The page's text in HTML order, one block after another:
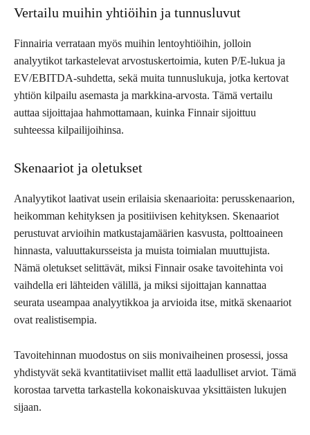
Vertailu muihin yhtiöihin ja tunnusluvut
Finnairia verrataan myös muihin lentoyhtiöihin, jolloin
analyytikot tarkastelevat arvostuskertoimia, kuten P/E-lukua ja
EV/EBITDA-suhdetta, sekä muita tunnuslukuja, jotka kertovat
yhtiön kilpailu asemasta ja markkina-arvosta. Tämä vertailu
auttaa sijoittajaa hahmottamaan, kuinka Finnair sijoittuu
suhteessa kilpailijoihinsa.
Skenaariot ja oletukset
Analyytikot laativat usein erilaisia skenaarioita: perusskenaarion,
heikomman kehityksen ja positiivisen kehityksen. Skenaariot
perustuvat arvioihin matkustajamäärien kasvusta, polttoaineen
hinnasta, valuuttakursseista ja muista toimialan muuttujista.
Nämä oletukset selittävät, miksi Finnair osake tavoitehinta voi
vaihdella eri lähteiden välillä, ja miksi sijoittajan kannattaa
seurata useampaa analyytikkoa ja arvioida itse, mitkä skenaariot
ovat realistisempia.
Tavoitehinnan muodostus on siis monivaiheinen prosessi, jossa
yhdistyvät sekä kvantitatiiviset mallit että laadulliset arviot. Tämä
korostaa tarvetta tarkastella kokonaiskuvaa yksittäisten lukujen
sijaan.